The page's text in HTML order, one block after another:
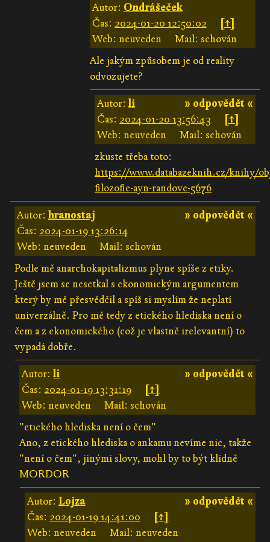
Autor: Ondrášeček
Čas: 2024-01-20 12:50:02
[↑]
Web: neuveden
Mail: schován
Ale jakým způsobem je od reality
odvozujete?
» odpovědět «
Autor:li
Čas: 2024-01-20 13:56:43
[↑]
Web: neuveden
Mail: schován
zkuste třeba toto:
https://www.databazeknih.cz/knihy/
filozofie-ayn-randove-5676
» odpovědět «
Autor:hranostaj
Čas: 2024-01-19 13:26:14
Web: neuveden
Mail: schován
Podle mě anarchokapitalizmus plyne spíše z etiky.
Ještě jsem se nesetkal s ekonomickým argumentem
který by mě přesvědčil a spíš si myslím že neplatí
univerzálně. Pro mě tedy z etického hlediska není o
čem a z ekonomického (což je vlastně irelevantní) to
vypadá dobře.
» odpovědět «
Autor:li
Čas: 2024-01-19 13:31:19
[↑]
Web: neuveden
Mail: schován
"etického hlediska není o čem"
Ano, z etického hlediska o ankamu nevíme nic, takže
"není o čem", jinými slovy, mohl by to být klidně
MORDOR
» odpovědět «
Autor: Lojza
Čas: 2024-01-19 14:41:00
[↑]
Web: neuveden
Mail: neuveden